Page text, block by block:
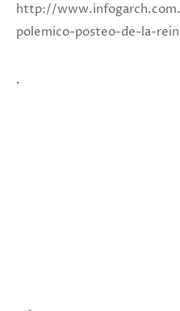
http://
polemico-posteo-de-la-
.